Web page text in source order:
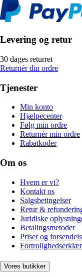
Levering og retur
30 dages returret
Returnér din ordre
Tjenester
Min konto
Hjælpecenter
Følg min ordre
Returnér min ordre
Rabatkoder
Om os
Hvem er vi?
Kontakt os
Salgsbetingelser
Retur &
Juridiske
Betalingsmetoder
Priser og
Vores butikker